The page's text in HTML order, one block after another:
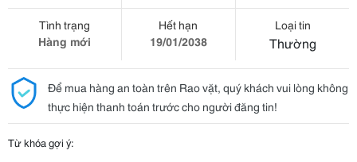
Tình trạng
Hàng mới
Hết hạn
19/01/2038
Loại tin
Thường
Để mua hàng an toàn trên Rao vặt, quý khách vui lòng không
thực hiện thanh toán trước cho người đăng tin!
Từ khóa gợi ý: